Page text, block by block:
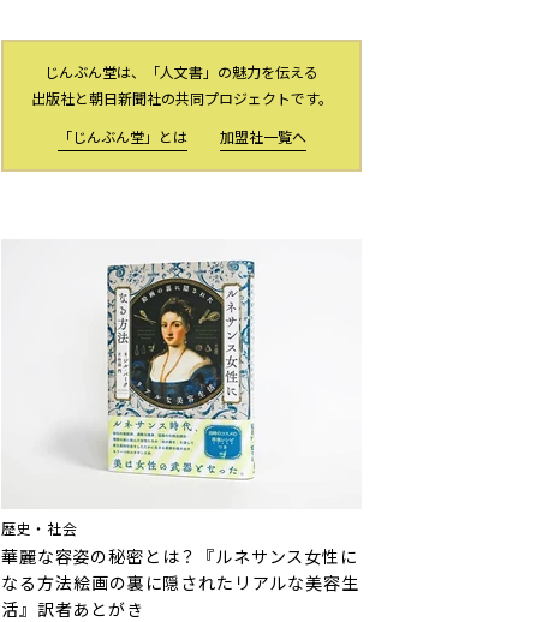
じんぶん堂は、「人文書」の魅力を伝える
出版社と朝日新聞社の共同プロジェクトです。
「じんぶん堂」とは
加盟社一覧へ
歴史・社会
華麗な容姿の秘密とは？『ルネサンス女性に
なる方法――絵画の裏に隠されたリアルな美容生
活』訳者あとがき